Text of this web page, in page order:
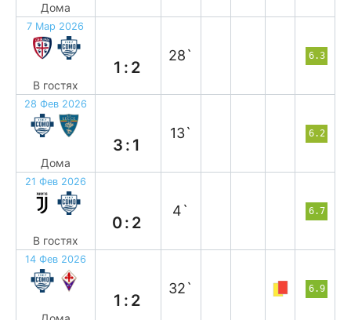
Дома
7 Мар 2026
В гостях
1:2
28` 6.3
28 Фев 2026
Дома
3:1
13` 6.2
21 Фев 2026
В гостях
0:2
4` 6.7
14 Фев 2026
1:2
32` 6.9